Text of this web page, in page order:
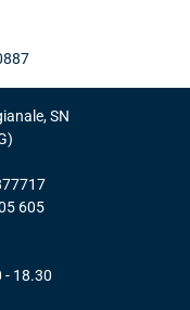
SN
605
- 18.30